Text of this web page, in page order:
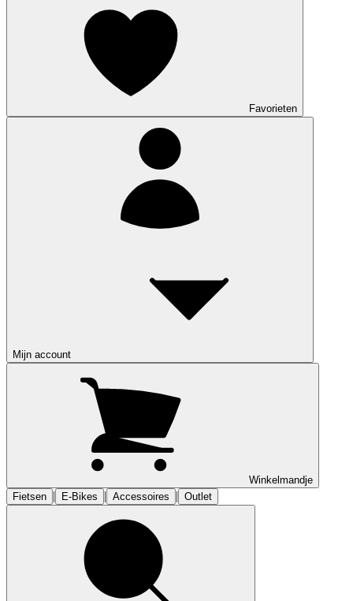
Favorieten
Mijn account
Winkelmandje
Fietsen | E-Bikes | Accessoires | Outlet